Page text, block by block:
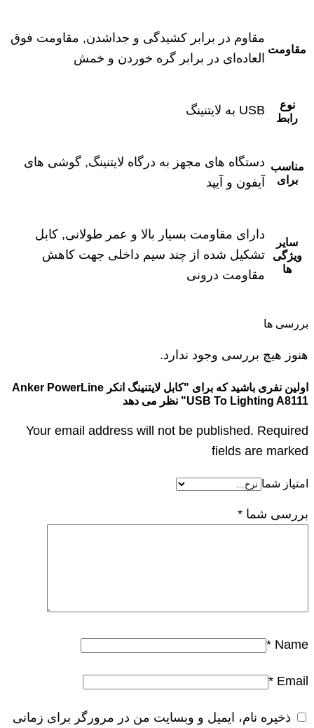
مقاومت
مقاوم در برابر کشیدگی و جداشدن, مقاومت فوق
العاده‌ای در برابر گره خوردن و خمش
نوع
رابط
USB به لایتنینگ
مناسب
برای
دستگاه های مجهز به درگاه لایتنینگ, گوشی های
آیفون و آیپد
سایر
ویژگی
ها
دارای مقاومت بسیار بالا و عمر طولانی, کابل
تشکیل شده از چند سیم داخلی جهت کاهش
مقاومت درونی
بررسی ها
هنوز هیچ بررسی وجود ندارد.
اولین نفری باشید که برای "کابل لایتنینگ انکر Anker PowerLine
USB To Lighting A8111" نظر می دهد
Your email address will not be published. Required
fields are marked
امتیاز شما
بررسی شما *
Name
*
Email
*
ذخیره نام، ایمیل و وبسایت من در مرورگر برای زمانی